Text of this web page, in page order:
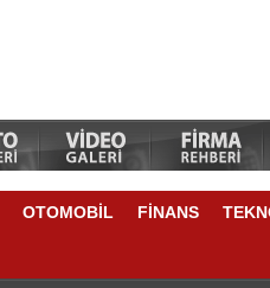
OTOMOBİL FİNANS